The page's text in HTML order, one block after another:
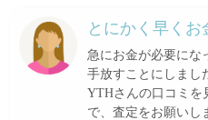
とにかく早くお
急にお金が必要にな
手放すことにしまし
YTHさんの口コミを
で、査定をお願いし